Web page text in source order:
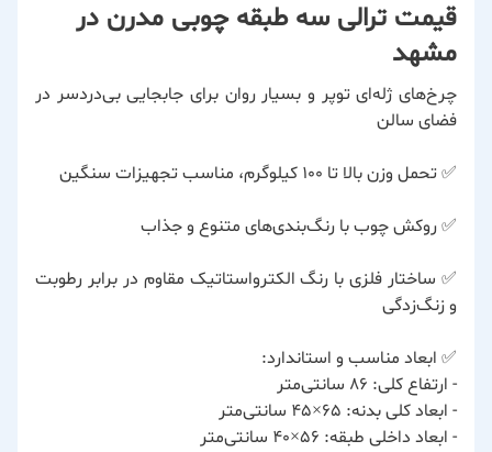
قیمت ترالی سه طبقه چوبی مدرن در
مشهد
چرخ‌های ژله‌ای توپر و بسیار روان برای جابجایی بی‌دردسر در
فضای سالن
✅ تحمل وزن بالا تا ۱۰۰ کیلوگرم، مناسب تجهیزات سنگین
✅ روکش چوب با رنگ‌بندی‌های متنوع و جذاب
✅ ساختار فلزی با رنگ الکترواستاتیک مقاوم در برابر رطوبت
و زنگ‌زدگی
✅ ابعاد مناسب و استاندارد:
- ارتفاع کلی: ۸۶ سانتی‌متر
- ابعاد کلی بدنه: ۶۵×۴۵ سانتی‌متر
- ابعاد داخلی طبقه: ۵۶×۴۰ سانتی‌متر